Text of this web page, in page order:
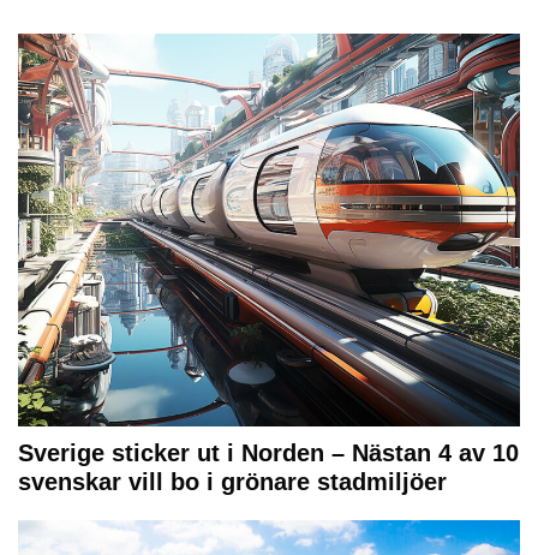
Sverige sticker ut i Norden – Nästan 4 av 10
svenskar vill bo i grönare stadmiljöer